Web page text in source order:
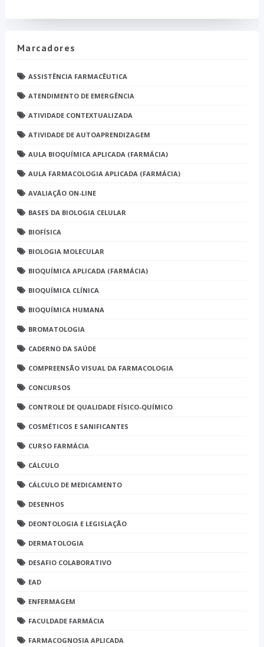
Marcadores
ASSISTÊNCIA FARMACÊUTICA
ATENDIMENTO DE EMERGÊNCIA
ATIVIDADE CONTEXTUALIZADA
ATIVIDADE DE AUTOAPRENDIZAGEM
AULA BIOQUÍMICA APLICADA (FARMÁCIA)
AULA FARMACOLOGIA APLICADA (FARMÁCIA)
AVALIAÇÃO ON-LINE
BASES DA BIOLOGIA CELULAR
BIOFÍSICA
BIOLOGIA MOLECULAR
BIOQUÍMICA APLICADA (FARMÁCIA)
BIOQUÍMICA CLÍNICA
BIOQUÍMICA HUMANA
BROMATOLOGIA
CADERNO DA SAÚDE
COMPREENSÃO VISUAL DA FARMACOLOGIA
CONCURSOS
CONTROLE DE QUALIDADE FÍSICO-QUÍMICO
COSMÉTICOS E SANIFICANTES
CURSO FARMÁCIA
CÁLCULO
CÁLCULO DE MEDICAMENTO
DESENHOS
DEONTOLOGIA E LEGISLAÇÃO
DERMATOLOGIA
DESAFIO COLABORATIVO
EAD
ENFERMAGEM
FACULDADE FARMÁCIA
FARMACOGNOSIA APLICADA